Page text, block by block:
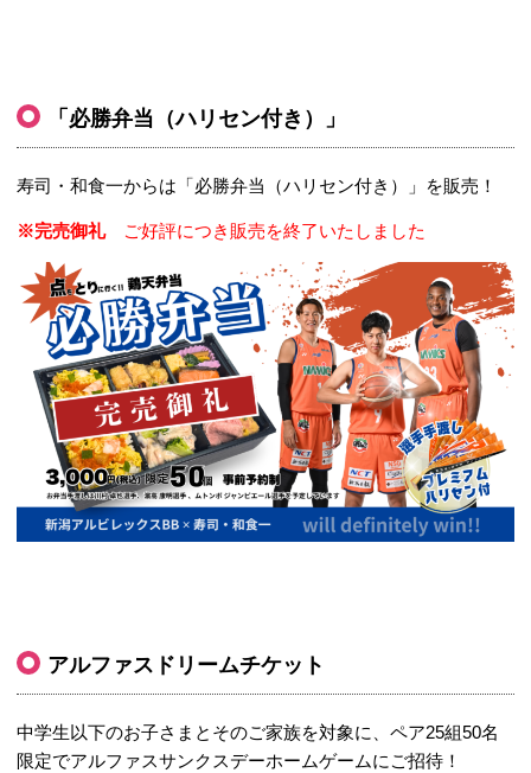
「 必勝弁当（ハリセン付き）」
寿司・和食一からは「必勝弁当（ハリセン付き）」を販売！
※完売御礼 ご好評につき販売を終了いたしました
アルファスドリームチケット
中学生以下のお子さまとそのご家族を対象に、ペア25組50名
限定でアルファスサンクスデーホームゲームにご招待！